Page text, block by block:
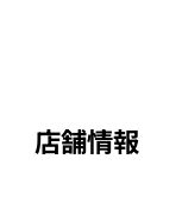
店舗情報